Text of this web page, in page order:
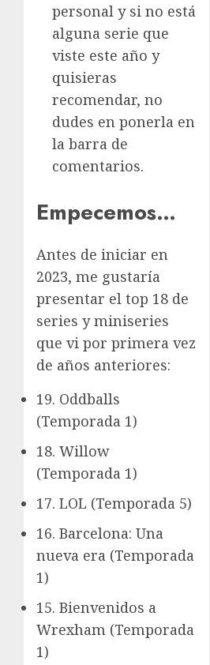
personal y si no está
alguna serie que
viste este año y
quisieras
recomendar, no
dudes en ponerla en
la barra de
comentarios.
Empecemos…
Antes de iniciar en
2023, me gustaría
presentar el top 18 de
series y miniseries
que vi por primera vez
de años anteriores:
19. Oddballs
(Temporada 1)
18. Willow
(Temporada 1)
17. LOL (Temporada 5)
16. Barcelona: Una
nueva era (Temporada
1)
15. Bienvenidos a
Wrexham (Temporada
1)